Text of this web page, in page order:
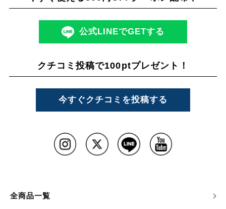
公式LINEでGETする
クチコミ投稿で100ptプレゼント！
今すぐクチコミを投稿する
全商品一覧